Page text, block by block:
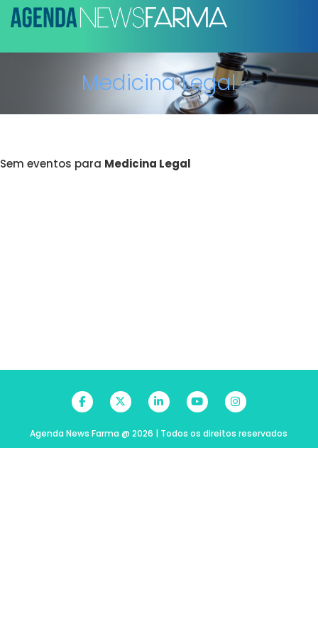
Medicina Legal
Sem eventos para Medicina Legal
Agenda News Farma @ 2026 | Todos os direitos reservados